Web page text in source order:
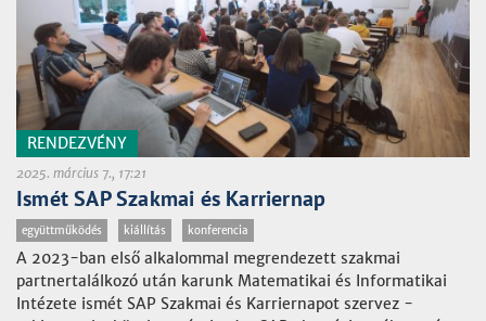
RENDEZVÉNY
2025. március 7., 17:21
Ismét SAP Szakmai és Karriernap
együttműködés kiállítás konferencia
A 2023-ban első alkalommal megrendezett szakmai
partnertalálkozó után karunk Matematikai és Informatikai
Intézete ismét SAP Szakmai és Karriernapot szervez -